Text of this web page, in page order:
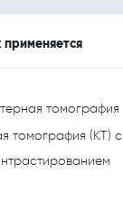
применяется
томография
томография (КТ) с